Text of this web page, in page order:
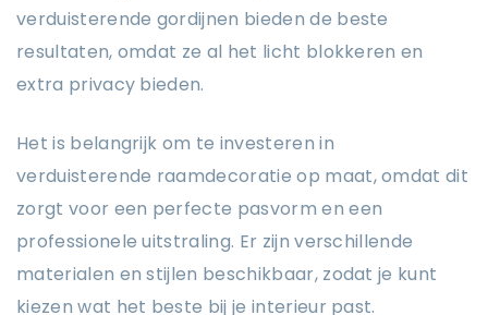
verduisterende gordijnen bieden de beste
resultaten, omdat ze al het licht blokkeren en
extra privacy bieden.
Het is belangrijk om te investeren in
verduisterende raamdecoratie op maat, omdat dit
zorgt voor een perfecte pasvorm en een
professionele uitstraling. Er zijn verschillende
materialen en stijlen beschikbaar, zodat je kunt
kiezen wat het beste bij je interieur past.